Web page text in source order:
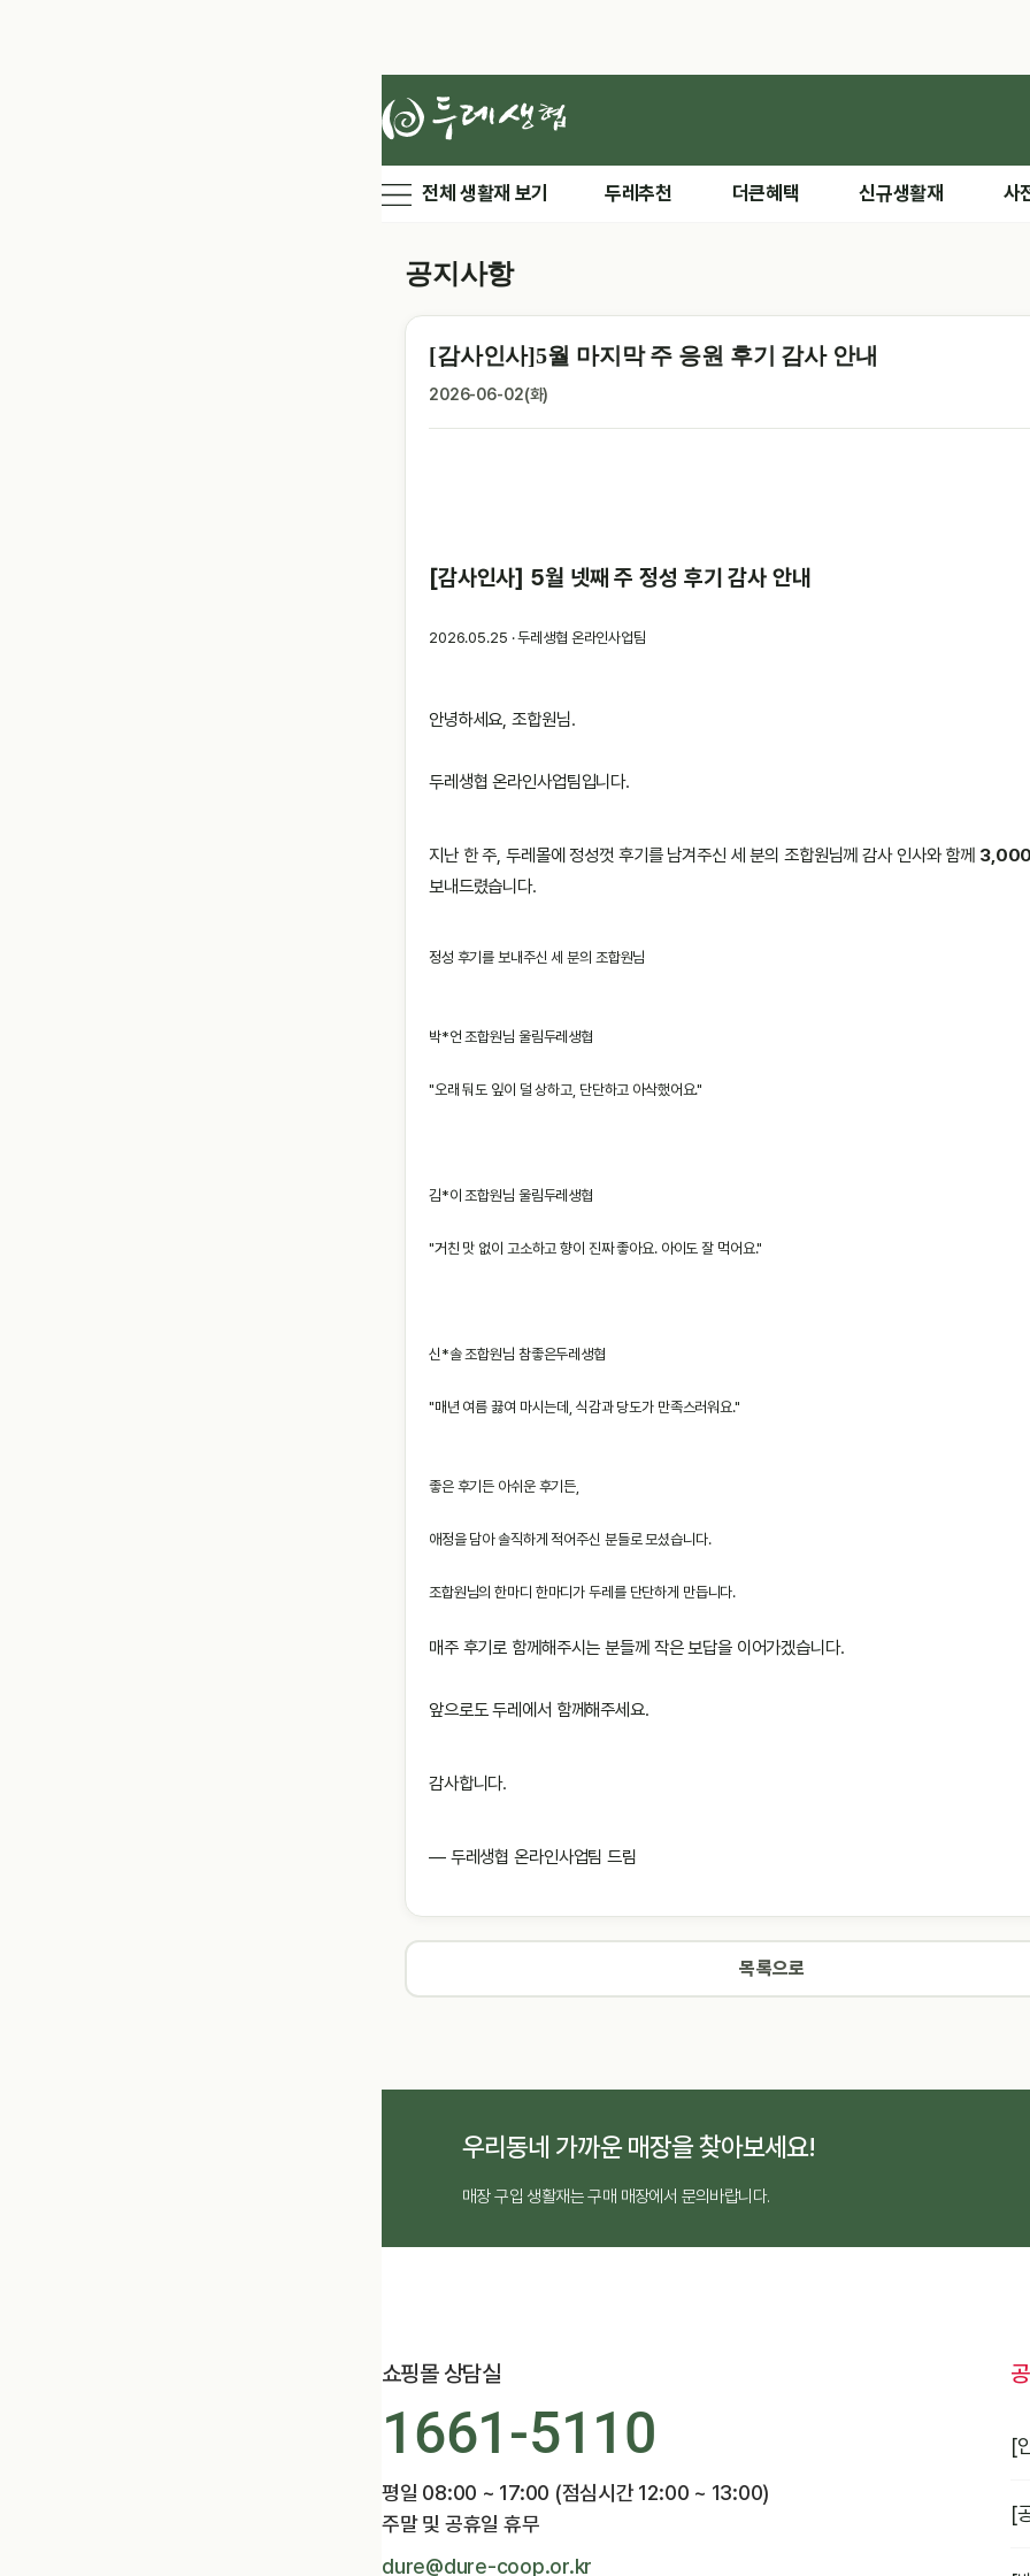
전체 생활재 보기 두레추천 더큰혜택 신규생활재 사
공지사항
[감사인사]5월 마지막 주 응원 후기 감사 안내
2026-06-02(화)
[감사인사] 5월 넷째 주 정성 후기 감사 안내
2026.05.25 · 두레생협 온라인사업팀
안녕하세요, 조합원님.
두레생협 온라인사업팀입니다.
지난 한 주, 두레몰에 정성껏 후기를 남겨주신 세 분의 조합원님께 감사 인사와 함께 3,000
보내드렸습니다.
정성 후기를 보내주신 세 분의 조합원님
박*언 조합원님 울림두레생협
"오래 둬도 잎이 덜 상하고, 단단하고 아삭했어요."
김*이 조합원님 울림두레생협
"거친 맛 없이 고소하고 향이 진짜 좋아요. 아이도 잘 먹어요."
신*솔 조합원님 참좋은두레생협
"매년 여름 끓여 마시는데, 식감과 당도가 만족스러워요."
좋은 후기든 아쉬운 후기든,
애정을 담아 솔직하게 적어주신 분들로 모셨습니다.
조합원님의 한마디 한마디가 두레를 단단하게 만듭니다.
매주 후기로 함께해주시는 분들께 작은 보답을 이어가겠습니다.
앞으로도 두레에서 함께해주세요.
감사합니다.
― 두레생협 온라인사업팀 드림
목록으로
우리동네 가까운 매장을 찾아보세요!
매장 구입 생활재는 구매 매장에서 문의바랍니다.
쇼핑몰 상담실
1661-5110
평일 08:00 ~ 17:00 (점심시간 12:00 ~ 13:00)
주말 및 공휴일 휴무
dure@dure-coop.or.kr
[
[